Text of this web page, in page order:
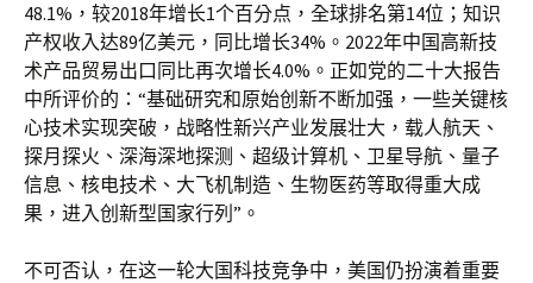
48.1%，较2018年增长1个百分点，全球排名第14位；知识
产权收入达89亿美元，同比增长34%。2022年中国高新技
术产品贸易出口同比再次增长4.0%。正如党的二十大报告
中所评价的：“基础研究和原始创新不断加强，一些关键核
心技术实现突破，战略性新兴产业发展壮大，载人航天、
探月探火、深海深地探测、超级计算机、卫星导航、量子
信息、核电技术、大飞机制造、生物医药等取得重大成
果，进入创新型国家行列”。
不可否认，在这一轮大国科技竞争中，美国仍扮演着重要